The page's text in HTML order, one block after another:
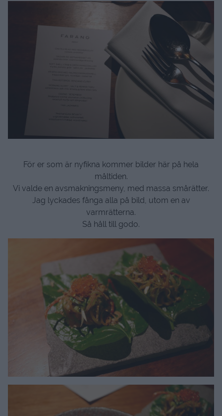
För er som är nyfikna kommer bilder här på hela
måltiden.
Vi valde en avsmakningsmeny, med massa smårätter.
Jag lyckades fånga alla på bild, utom en av
varmrätterna.
Så håll till godo.